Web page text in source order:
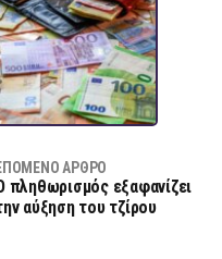
ΆΡΘΡΟ
πληθωρισμός εξαφανίζει
αύξηση του τζίρου